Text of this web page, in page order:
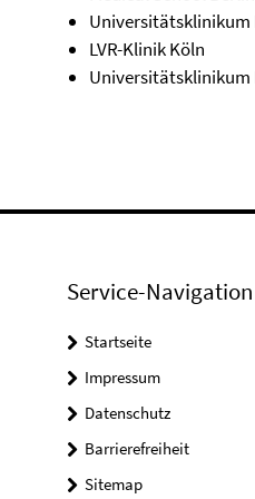
Universitätsklinikum
LVR-Klinik Köln
Service-Navigation
Startseite
Impressum
Datenschutz
Barrierefreiheit
Sitemap